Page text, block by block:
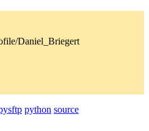
Daniel_Briegert
python source